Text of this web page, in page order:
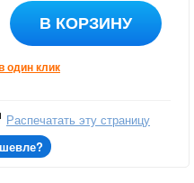
В КОРЗИНУ
один клик
Распечатать эту страницу